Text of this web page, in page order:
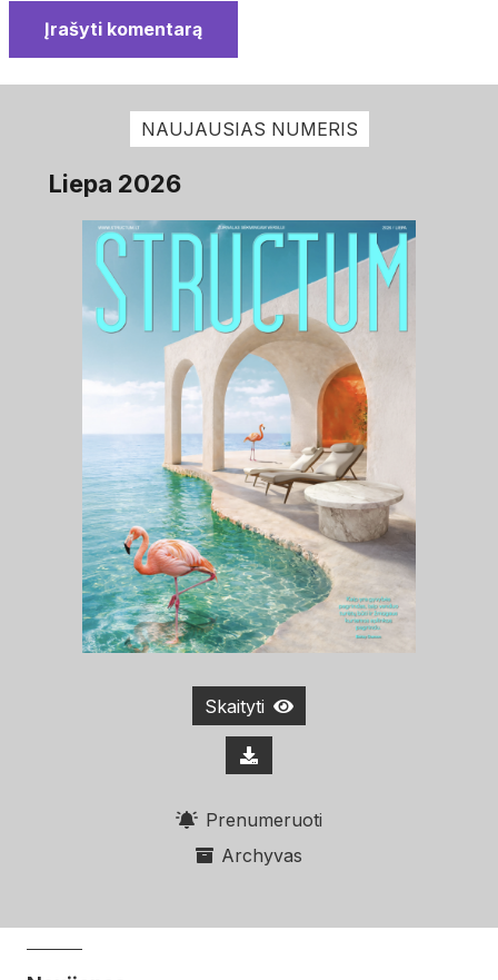
Įrašyti komentarą
NAUJAUSIAS NUMERIS
Liepa 2026
Skaityti
Prenumeruoti
Archyvas